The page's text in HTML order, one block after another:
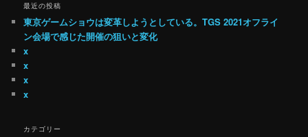
最近の投稿
東京ゲームショウは変革しようとしている。TGS 2021オフライ
ン会場で感じた開催の狙いと変化
x
x
x
x
カテゴリー